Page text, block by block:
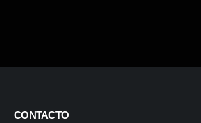
CONTACTO